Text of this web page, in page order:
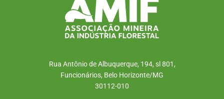
Rua Antônio de Albuquerque, 194, sl 801,
Funcionários, Belo Horizonte/MG
30112-010